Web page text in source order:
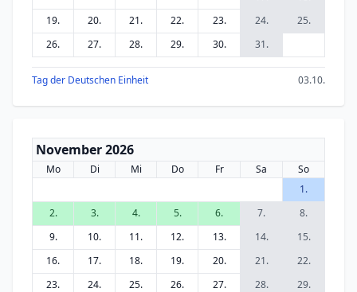
19.
20. 21. 22. 23. 24.
25.
26.
27. 28. 29. 30. 31.
Tag der Deutschen Einheit 03.10.
November 2026
Mo Di Mi Do Fr Sa
So
1.
2.
3. 4. 5. 6. 7.
8.
9.
10. 11. 12. 13. 14.
15.
16.
17. 18. 19. 20. 21.
22.
23.
24. 25. 26. 27. 28.
29.